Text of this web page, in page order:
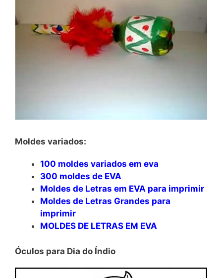
Moldes variados:
100 moldes variados em eva
300 moldes de EVA
Moldes de Letras em EVA para imprimir
Moldes de Letras Grandes para
imprimir
MOLDES DE LETRAS EM EVA
Óculos para Dia do Índio